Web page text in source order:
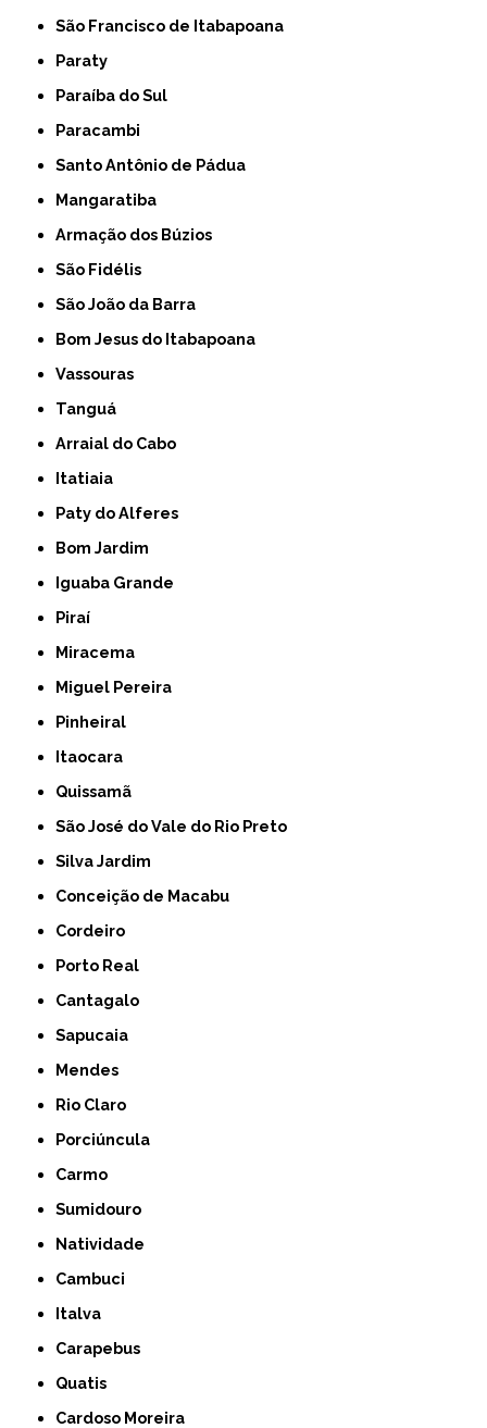
São Francisco de Itabapoana
Paraty
Paraíba do Sul
Paracambi
Santo Antônio de Pádua
Mangaratiba
Armação dos Búzios
São Fidélis
São João da Barra
Bom Jesus do Itabapoana
Vassouras
Tanguá
Arraial do Cabo
Itatiaia
Paty do Alferes
Bom Jardim
Iguaba Grande
Piraí
Miracema
Miguel Pereira
Pinheiral
Itaocara
Quissamã
São José do Vale do Rio Preto
Silva Jardim
Conceição de Macabu
Cordeiro
Porto Real
Cantagalo
Sapucaia
Mendes
Rio Claro
Porciúncula
Carmo
Sumidouro
Natividade
Cambuci
Italva
Carapebus
Quatis
Cardoso Moreira